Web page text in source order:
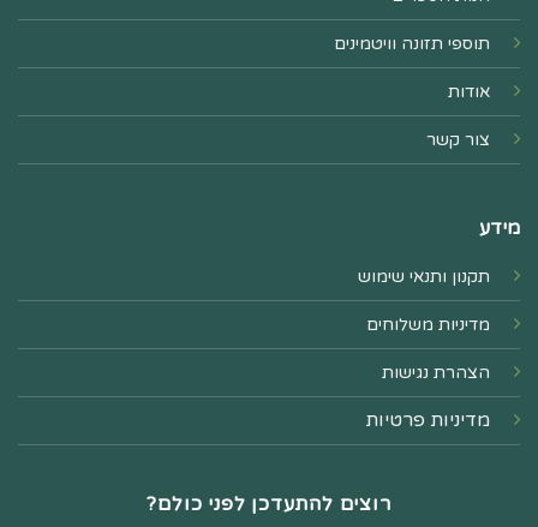
תוספי תזונה וויטמינים
אודות
צור קשר
מידע
תקנון ותנאי שימוש
מדיניות משלוחים
הצהרת נגישות
מדיניות פרטיות
רוצים להתעדכן לפני כולם?